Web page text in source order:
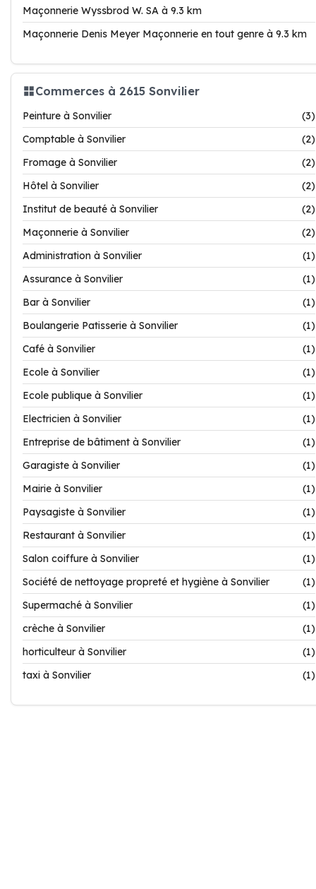
Maçonnerie Wyssbrod W. SA à 9.3 km
Maçonnerie Denis Meyer Maçonnerie en tout genre à 9.3 km
Commerces à 2615 Sonvilier
Peinture à Sonvilier
(3)
Comptable à Sonvilier
(2)
Fromage à Sonvilier
(2)
Hôtel à Sonvilier
(2)
Institut de beauté à Sonvilier
(2)
Maçonnerie à Sonvilier
(2)
Administration à Sonvilier
(1)
Assurance à Sonvilier
(1)
Bar à Sonvilier
(1)
Boulangerie Patisserie à Sonvilier
(1)
Café à Sonvilier
(1)
Ecole à Sonvilier
(1)
Ecole publique à Sonvilier
(1)
Electricien à Sonvilier
(1)
Entreprise de bâtiment à Sonvilier
(1)
Garagiste à Sonvilier
(1)
Mairie à Sonvilier
(1)
Paysagiste à Sonvilier
(1)
Restaurant à Sonvilier
(1)
Salon coiffure à Sonvilier
(1)
Société de nettoyage propreté et hygiène à Sonvilier
(1)
Supermaché à Sonvilier
(1)
crèche à Sonvilier
(1)
horticulteur à Sonvilier
(1)
taxi à Sonvilier
(1)